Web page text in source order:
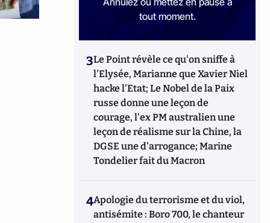
tout moment.
3Le Point révèle ce qu'on sniffe à
l'Elysée, Marianne que Xavier Niel
hacke l'Etat; Le Nobel de la Paix
russe donne une leçon de
courage, l'ex PM australien une
leçon de réalisme sur la Chine, la
DGSE une d'arrogance; Marine
Tondelier fait du Macron
4Apologie du terrorisme et du viol,
antisémite : Boro 700, le chanteur